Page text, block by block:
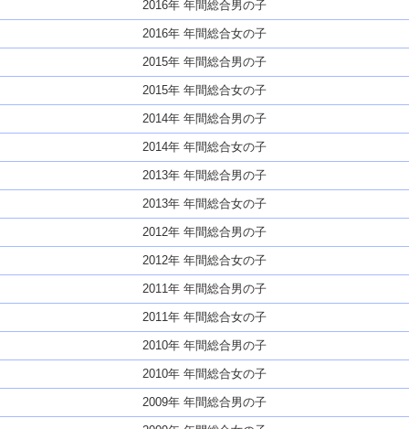
2016年 年間総合男の子
2016年 年間総合女の子
2015年 年間総合男の子
2015年 年間総合女の子
2014年 年間総合男の子
2014年 年間総合女の子
2013年 年間総合男の子
2013年 年間総合女の子
2012年 年間総合男の子
2012年 年間総合女の子
2011年 年間総合男の子
2011年 年間総合女の子
2010年 年間総合男の子
2010年 年間総合女の子
2009年 年間総合男の子